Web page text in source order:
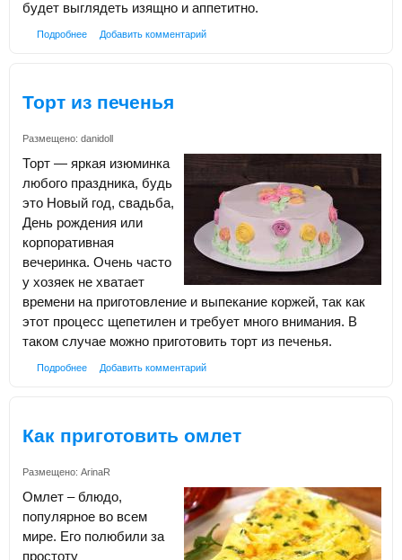
будет выглядеть изящно и аппетитно.
Подробнее Добавить комментарий
Торт из печенья
Размещено: danidoll
Торт — яркая изюминка
любого праздника, будь
это Новый год, свадьба,
День рождения или
корпоративная
вечеринка. Очень часто
у хозяек не хватает
времени на приготовление и выпекание коржей, так как
этот процесс щепетилен и требует много внимания. В
таком случае можно приготовить торт из печенья.
Подробнее Добавить комментарий
Как приготовить омлет
Размещено: ArinaR
Омлет – блюдо,
популярное во всем
мире. Его полюбили за
простоту